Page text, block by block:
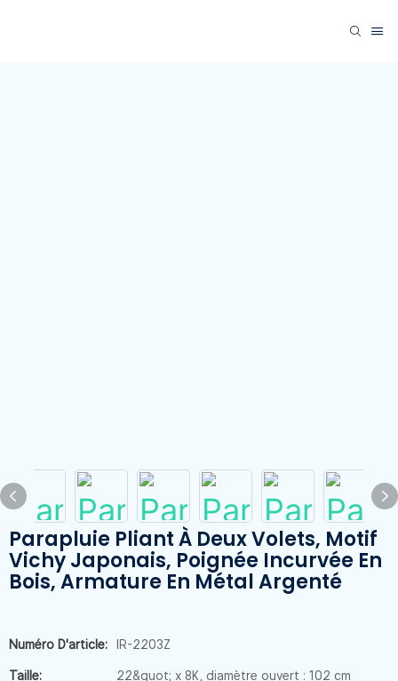
Parapluie Pliant À Deux Volets, Motif
Vichy Japonais, Poignée Incurvée En
Bois, Armature En Métal Argenté
Numéro D'article: IR-2203Z
Taille: 22&quot; x 8K, diamètre ouvert : 102 cm